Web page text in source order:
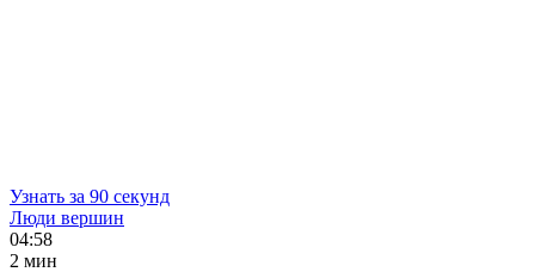
Узнать за 90 секунд
Люди вершин
04:58
2 мин